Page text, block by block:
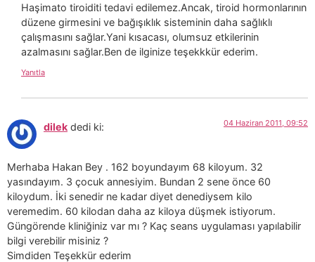
Haşimato tiroiditi tedavi edilemez.Ancak, tiroid hormonlarının
düzene girmesini ve bağışıklık sisteminin daha sağlıklı
çalışmasını sağlar.Yani kısacası, olumsuz etkilerinin
azalmasını sağlar.Ben de ilginize teşekkkür ederim.
Yanıtla
dilek dedi ki: 04 Haziran 2011, 09:52
Merhaba Hakan Bey . 162 boyundayım 68 kiloyum. 32
yasındayım. 3 çocuk annesiyim. Bundan 2 sene önce 60
kiloydum. İki senedir ne kadar diyet denediysem kilo
veremedim. 60 kilodan daha az kiloya düşmek istiyorum.
Güngörende kliniğiniz var mı ? Kaç seans uygulaması yapılabilir
bilgi verebilir misiniz ?
Simdiden Teşekkür ederim